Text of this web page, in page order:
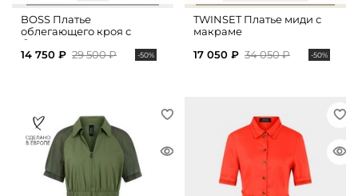
BOSS Платье
облегающего кроя с
боковыми разрезами
14 750 ₽ 29 500 ₽ -50%
TWINSET Платье миди с
макраме
17 050 ₽ 34 050 ₽ -50%